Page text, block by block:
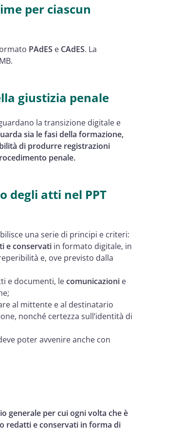
per ciascun
PAdES e CAdES. La
giustizia penale
la transizione digitale e
sia le fasi della formazione,
di produrre registrazioni
penale.
degli atti nel PPT
una serie di principi e criteri:
e conservati in formato digitale, in
e, ove previsto dalla
e documenti, lecomunicazioni e
al mittente e al destinatario
nonché certezza sull’identità di
poter avvenire anche con
generale per cui ogni volta che è
redatti e conservati in forma di